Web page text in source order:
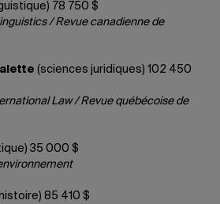
78 750 $
/ Revue canadienne de
(sciences juridiques) 102 450
Law / Revue québécoise de
35 000 $
85 410 $